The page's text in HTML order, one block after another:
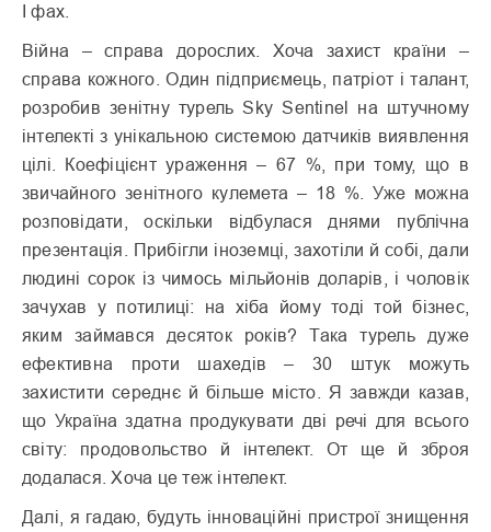
І фах.
Війна – справа дорослих. Хоча захист країни –
справа кожного. Один підприємець, патріот і талант,
розробив зенітну турель Sky Sentinel на штучному
інтелекті з унікальною системою датчиків виявлення
цілі. Коефіцієнт ураження – 67 %, при тому, що в
звичайного зенітного кулемета – 18 %. Уже можна
розповідати, оскільки відбулася днями публічна
презентація. Прибігли іноземці, захотіли й собі, дали
людині сорок із чимось мільйонів доларів, і чоловік
зачухав у потилиці: на хіба йому тоді той бізнес,
яким займався десяток років? Така турель дуже
ефективна проти шахедів – 30 штук можуть
захистити середнє й більше місто. Я завжди казав,
що Україна здатна продукувати дві речі для всього
світу: продовольство й інтелект. От ще й зброя
додалася. Хоча це теж інтелект.
Далі, я гадаю, будуть інноваційні пристрої знищення